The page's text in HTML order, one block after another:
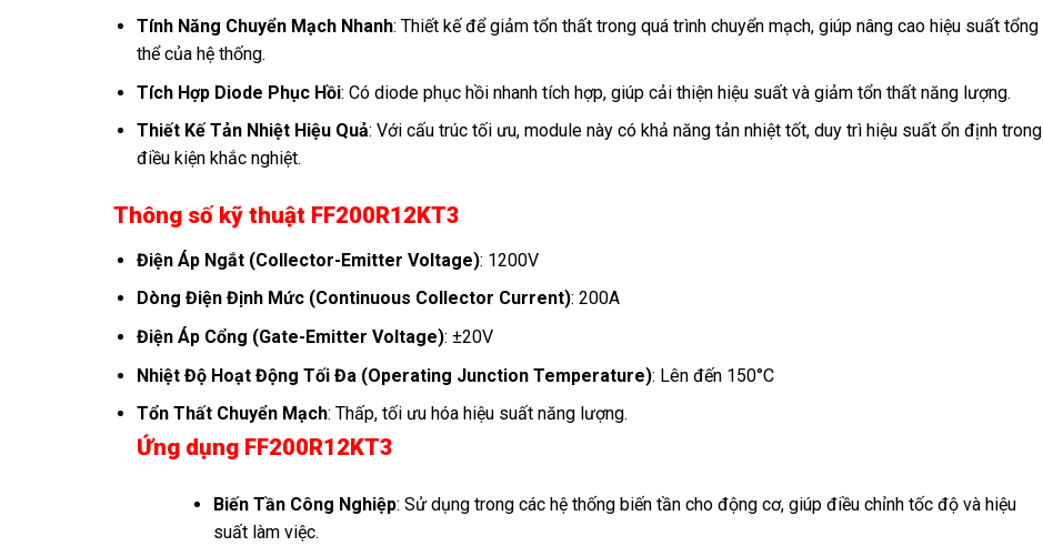
Tính Năng Chuyển Mạch Nhanh: Thiết kế để giảm tổn thất trong quá trình chuyển mạch, giúp nâng cao hiệu suất tổng
thể của hệ thống.
Tích Hợp Diode Phục Hồi: Có diode phục hồi nhanh tích hợp, giúp cải thiện hiệu suất và giảm tổn thất năng lượng.
Thiết Kế Tản Nhiệt Hiệu Quả: Với cấu trúc tối ưu, module này có khả năng tản nhiệt tốt, duy trì hiệu suất ổn định trong
điều kiện khắc nghiệt.
Thông số kỹ thuật FF200R12KT3
Điện Áp Ngắt (Collector-Emitter Voltage): 1200V
Dòng Điện Định Mức (Continuous Collector Current): 200A
Điện Áp Cổng (Gate-Emitter Voltage): ±20V
Nhiệt Độ Hoạt Động Tối Đa (Operating Junction Temperature): Lên đến 150°C
Tổn Thất Chuyển Mạch: Thấp, tối ưu hóa hiệu suất năng lượng.
Ứng dụng FF200R12KT3
Biến Tần Công Nghiệp: Sử dụng trong các hệ thống biến tần cho động cơ, giúp điều chỉnh tốc độ và hiệu
suất làm việc.